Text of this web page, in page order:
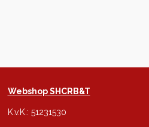
Webshop SHCRB&T
K.v.K.: 51231530